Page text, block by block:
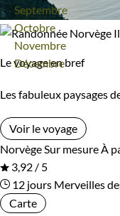
Septembre
Octobre
Novembre
Décembre
Le voyage en bref
Les fabuleux paysages
Voir le voyage
NorvègeSur mesureÀ
3,92 / 5
12 jours Merveilles
Carte